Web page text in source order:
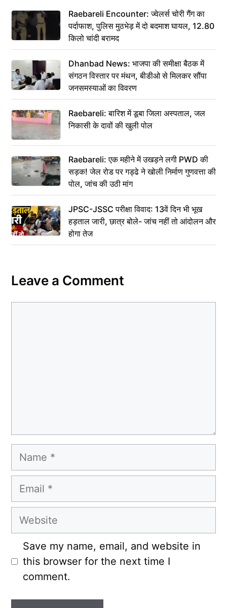
Raebareli Encounter: ज्वेलर्स चोरी गैंग का
पर्दाफाश, पुलिस मुठभेड़ में दो बदमाश घायल, 12.80
किलो चांदी बरामद
Dhanbad News: भाजपा की समीक्षा बैठक में
संगठन विस्तार पर मंथन, बीडीओ से मिलकर सौंपा
जनसमस्याओं का विवरण
Raebareli: बारिश में डूबा जिला अस्पताल, जल
निकासी के दावों की खुली पोल
Raebareli: एक महीने में उखड़ने लगी PWD की
सड़क! जेल रोड पर गड्ढे ने खोली निर्माण गुणवत्ता की
पोल, जांच की उठी मांग
JPSC-JSSC परीक्षा विवाद: 13वें दिन भी भूख
हड़ताल जारी, छात्र बोले- जांच नहीं तो आंदोलन और
होगा तेज
Leave a Comment
Name
Email
Website
Save my name, email, and website in
this browser for the next time I
comment.